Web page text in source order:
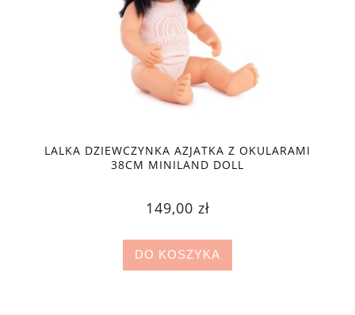
LALKA DZIEWCZYNKA AZJATKA Z OKULARAMI
38CM MINILAND DOLL
149,00 zł
DO KOSZYKA